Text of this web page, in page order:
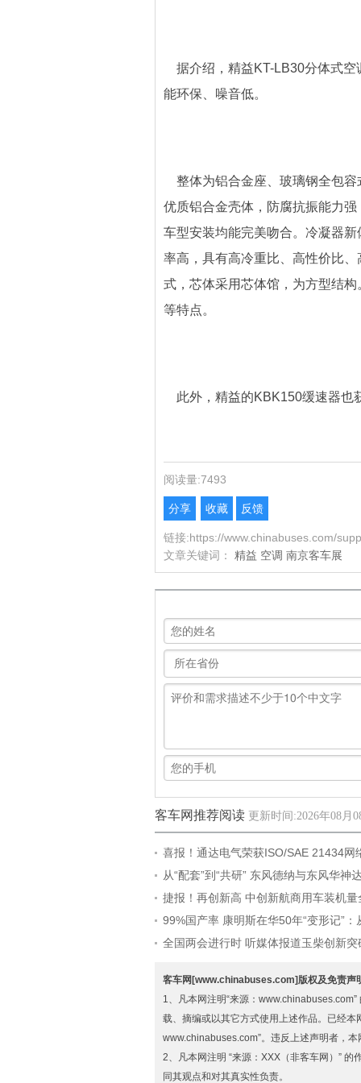
据介绍，精益KT-LB30分体式空
能环保、噪音低。
整体为铝合金座、玻璃钢全包容
优质铝合金壳体，防腐抗振能力
车型安装均能完美吻合。冷凝器
率高，具有高冷重比、高性价比
式，芯体采用芯体馆，为方型结
等特点。
此外，精益的KBK150缓速器也
阅读量:7493
分享 收藏 反馈
链接:https://www.chinabuses.com/
文章关键词： 精益 空调 南京客车展
客车网推荐阅读 更新时间:2026年08月
喜报！通达电气荣获ISO/SAE 21434网
认证
从“配套”到“共研” 东风德纳与东风华神
略协同
捷报！再创新高 中创新航商用车装机
99%国产率 康明斯在华50年“变形记”：
到反哺全球
全国两会进行时 听媒体报道玉柴创新突
客车网[www.chinabuses.com]版权及免责声
1、凡本网注明“来源：
载、摘编或以其它方式使用上述作品。已经
www.chinabuses.com”。违反上述声明者，
2、凡本网注明 “来源：XXX（非客车网）”
同其观点和对其真实性负责。